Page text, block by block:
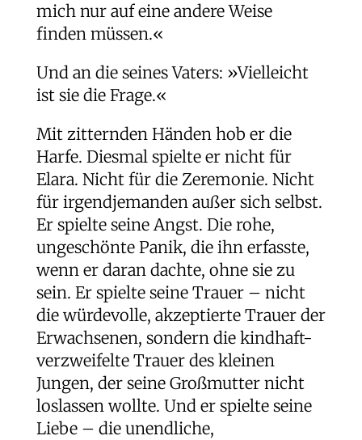
mich nur auf eine andere Weise
finden müssen.«
Und an die seines Vaters: »Vielleicht
ist sie die Frage.«
Mit zitternden Händen hob er die
Harfe. Diesmal spielte er nicht für
Elara. Nicht für die Zeremonie. Nicht
für irgendjemanden außer sich selbst.
Er spielte seine Angst. Die rohe,
ungeschönte Panik, die ihn erfasste,
wenn er daran dachte, ohne sie zu
sein. Er spielte seine Trauer – nicht
die würdevolle, akzeptierte Trauer der
Erwachsenen, sondern die kindhaft-
verzweifelte Trauer des kleinen
Jungen, der seine Großmutter nicht
loslassen wollte. Und er spielte seine
Liebe – die unendliche,